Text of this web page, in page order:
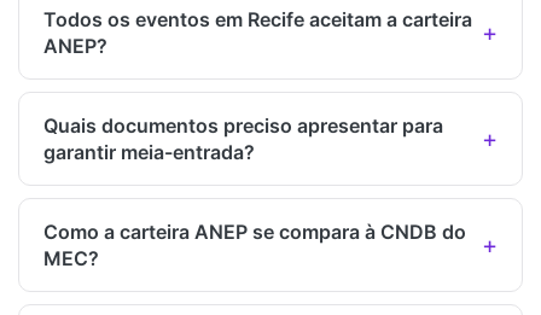
Todos os eventos em Recife aceitam a carteira
ANEP?
Quais documentos preciso apresentar para
garantir meia-entrada?
Como a carteira ANEP se compara à CNDB do
MEC?